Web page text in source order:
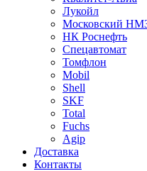
Лукойл
Московский
НК Роснефть
Спецавтомат
Томфлон
Mobil
Shell
SKF
Total
Fuchs
Agip
Доставка
Контакты